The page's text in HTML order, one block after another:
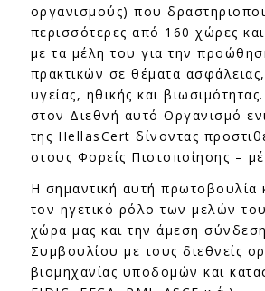
οργανισμούς) που
περισσότερες από 160 χώρες
με τα μέλη του για την
πρακτικών σε θέματα
υγείας, ηθικής και
στον Διεθνή αυτό Οργανισμό
της HellasCert δίνοντας
στους Φορείς Πιστοποίησης –
Η σημαντική αυτή πρωτοβουλία
τον ηγετικό ρόλο των μελών
χώρα μας και την άμεση
Συμβουλίου με τους διεθνείς
βιομηχανίας υποδομών και